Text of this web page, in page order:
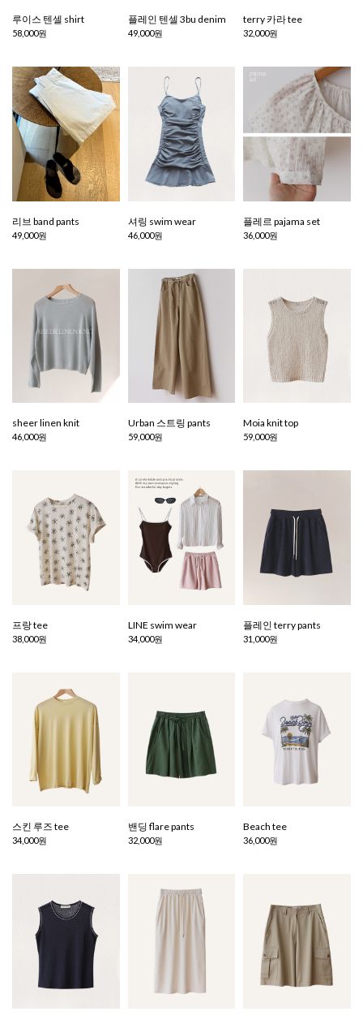
루이스 텐셀 shirt
58,000원
플레인 텐셀 3bu denim
49,000원
terry 카라 tee
32,000원
리브 band pants
49,000원
셔링 swim wear
46,000원
플레르 pajama set
36,000원
sheer linen knit
46,000원
Urban 스트링 pants
59,000원
Moia knit top
59,000원
프랑 tee
38,000원
LINE swim wear
34,000원
플레인 terry pants
31,000원
스킨 루즈 tee
34,000원
밴딩 flare pants
32,000원
Beach tee
36,000원